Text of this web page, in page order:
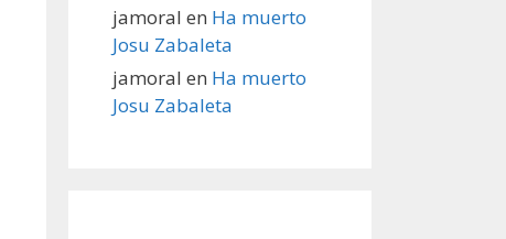
jamoral en Ha muerto
Josu Zabaleta
jamoral en Ha muerto
Josu Zabaleta